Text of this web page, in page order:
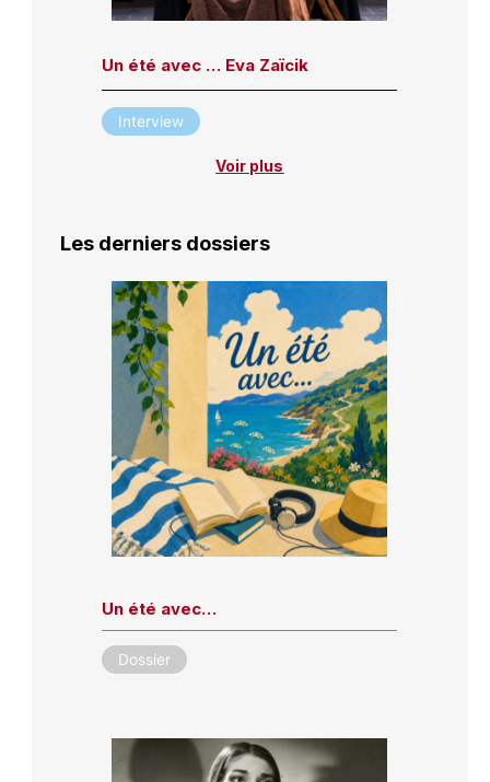
Un été avec … Eva Zaïcik
Interview
Voir plus
Les derniers dossiers
Un été avec…
Dossier